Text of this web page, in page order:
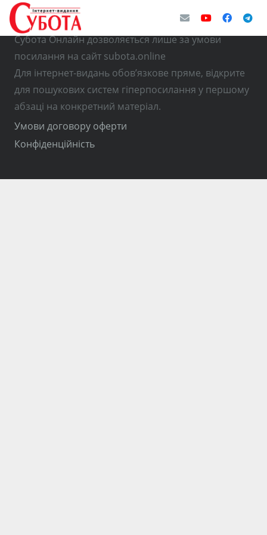
© Використання матеріалів з інтернет-видання
Субота Онлайн дозволяється лише за умови
посилання на сайт subota.online
Для інтернет-видань обов’язкове пряме, відкрите
для пошукових систем гіперпосилання у першому
абзаці на конкретний матеріал.
Умови договору оферти
Конфіденційність